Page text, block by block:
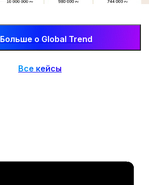
Больше о Global Trend
Все кейсы